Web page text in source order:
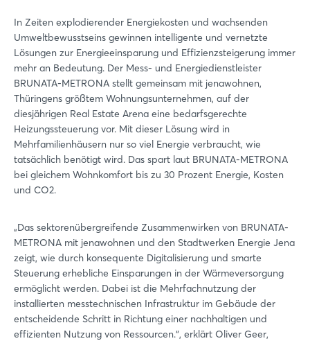
In Zeiten explodierender Energiekosten und wachsenden
Umweltbewusstseins gewinnen intelligente und vernetzte
Lösungen zur Energieeinsparung und Effizienzsteigerung immer
mehr an Bedeutung. Der Mess- und Energiedienstleister
BRUNATA-METRONA stellt gemeinsam mit jenawohnen,
Thüringens größtem Wohnungsunternehmen, auf der
diesjährigen Real Estate Arena eine bedarfsgerechte
Heizungssteuerung vor. Mit dieser Lösung wird in
Mehrfamilienhäusern nur so viel Energie verbraucht, wie
tatsächlich benötigt wird. Das spart laut BRUNATA-METRONA
bei gleichem Wohnkomfort bis zu 30 Prozent Energie, Kosten
und CO2.
„Das sektorenübergreifende Zusammenwirken von BRUNATA-
METRONA mit jenawohnen und den Stadtwerken Energie Jena
zeigt, wie durch konsequente Digitalisierung und smarte
Steuerung erhebliche Einsparungen in der Wärmeversorgung
ermöglicht werden. Dabei ist die Mehrfachnutzung der
installierten messtechnischen Infrastruktur im Gebäude der
entscheidende Schritt in Richtung einer nachhaltigen und
effizienten Nutzung von Ressourcen.“, erklärt Oliver Geer,